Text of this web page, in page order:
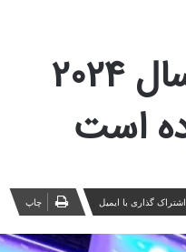
بخش خودروهای برقی فورد در سال 2024
اشتراک گذاری با ایمیل چاپ